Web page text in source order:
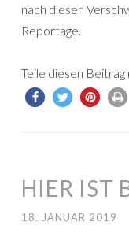
nach diesen
Reportage.
Teile diesen
HIER IST
18. JANUAR 2019